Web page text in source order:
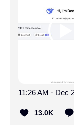
11:26 AM · Dec
13.0K